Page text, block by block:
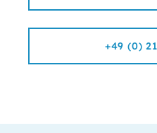
+49 (0)